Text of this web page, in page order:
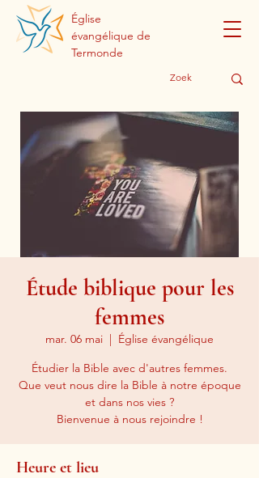
Église
évangélique de
Termonde
Étude biblique pour les
femmes
mar. 06 mai
  |
Église évangélique
Étudier la Bible avec d'autres femmes.
Que veut nous dire la Bible à notre époque
et dans nos vies ?
Bienvenue à nous rejoindre !
Heure et lieu